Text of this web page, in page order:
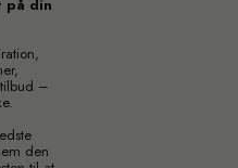
på din
–
den